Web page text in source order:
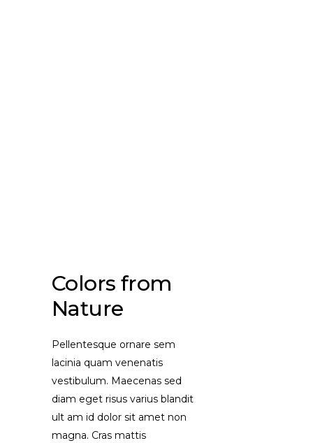
Colors from
Nature
Pellentesque ornare sem
lacinia quam venenatis
vestibulum. Maecenas sed
diam eget risus varius blandit
ult am id dolor sit amet non
magna. Cras mattis